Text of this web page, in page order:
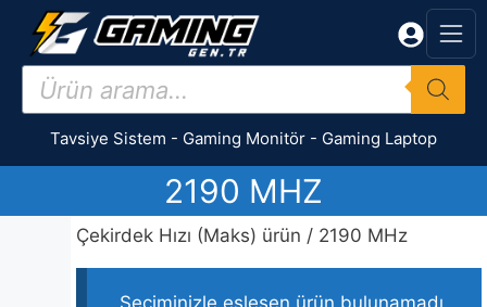
İçeriğe
Products
search
Tavsiye Sistem - Gaming Monitör - Gaming Laptop
2190 MHZ
Çekirdek Hızı (Maks) ürün / 2190 MHz
Seçiminizle eşleşen ürün bulunamadı.